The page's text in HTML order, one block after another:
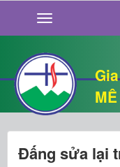
GIỚI THIỆU
TIN TỨC
SỐNG ĐẠO
CHUYỆN
QUÁN VĂN
THƯ GIÃN
Đấng sửa lại